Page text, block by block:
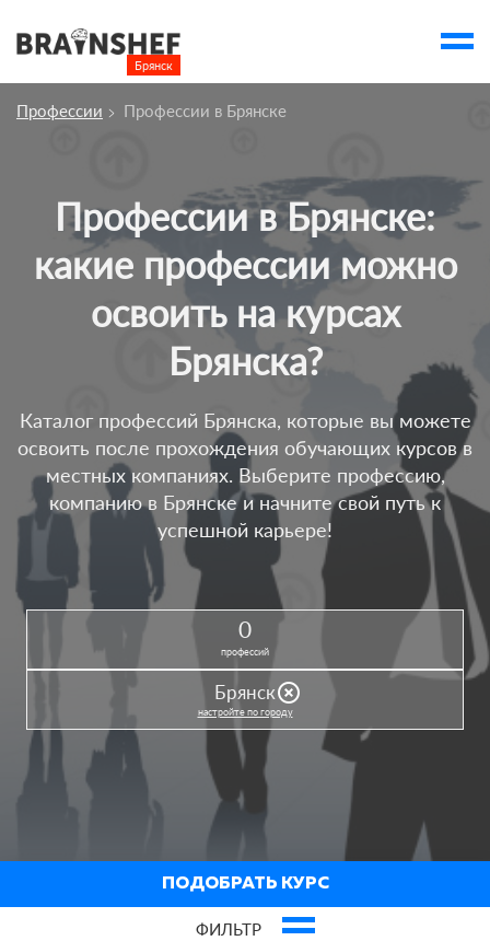
Брянск
Курсы Брянска
Компании
Профессии
Профессии Профессии в Брянске
Профессии в Брянске:
какие профессии можно
освоить на курсах
Брянска?
Каталог профессий Брянска, которые вы можете
освоить после прохождения обучающих курсов в
местных компаниях. Выберите профессию,
компанию в Брянске и начните свой путь к
успешной карьере!
0
профессий
Брянскhighlight_off
настройте по городу
ПОДОБРАТЬ КУРС
ФИЛЬТР